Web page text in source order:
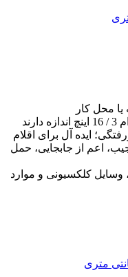
محل کار
ايده آل برای اقلام
اعم از جابجايی، حمل
وسایل کلکسیونی و موارد